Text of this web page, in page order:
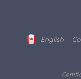
English